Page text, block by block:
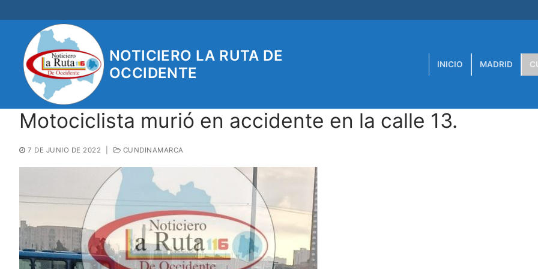
al
contenido
NOTICIERO LA RUTA DE
OCCIDENTE
INICIO MADRID
Motociclista murió en accidente en la calle 13.
7 DE JUNIO DE 2022 CUNDINAMARCA